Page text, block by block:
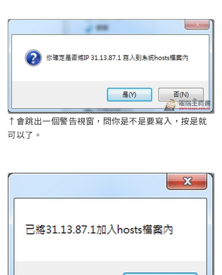
↑會跳出一個警告視窗，問你是不是要寫入，按是就
可以了。